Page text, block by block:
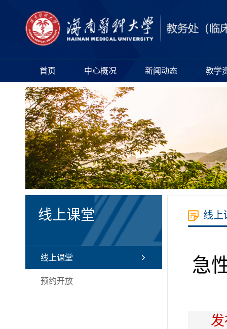
首页 中心概况 新闻动态 教学
线上课堂
线上课堂
预约开放
线上
急